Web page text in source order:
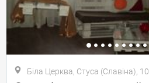
Біла Церква, Стуса (Славіна), 10